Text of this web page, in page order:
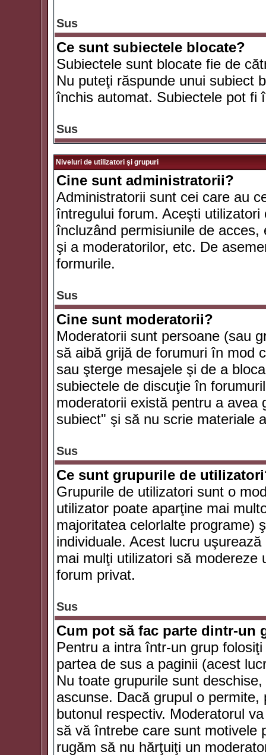
Sus
Ce sunt subiectele blocate?
Subiectele sunt blocate fie de
Nu puteţi răspunde unui subiect
închis automat. Subiectele pot fi
Sus
Niveluri de utilizatori şi grupuri
Cine sunt administratorii?
Administratorii sunt cei care au
întregului forum. Aceşti
încluzând permisiunile de
şi a moderatorilor, etc. De
formurile.
Sus
Cine sunt moderatorii?
Moderatorii sunt persoane (sau
să aibă grijă de forumuri în mod
sau şterge mesajele şi de a
subiectele de discuţie în
moderatorii există pentru a avea
subiect" şi să nu scrie materiale
Sus
Ce sunt grupurile de
Grupurile de utilizatori sunt o
utilizator poate aparţine mai
majoritatea celorlalte programe)
individuale. Acest lucru
mai mulţi utilizatori să
forum privat.
Sus
Cum pot să fac parte dintr-un
Pentru a intra într-un grup
partea de sus a paginii (acest
Nu toate grupurile sunt
ascunse. Dacă grupul o
butonul respectiv. Moderatorul
să vă întrebe care sunt motivele
rugăm să nu hărţuiţi un